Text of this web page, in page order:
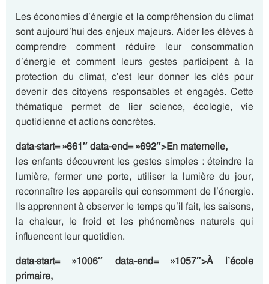
Les économies d’énergie et la compréhension du climat
sont aujourd’hui des enjeux majeurs. Aider les élèves à
comprendre comment réduire leur consommation
d’énergie et comment leurs gestes participent à la
protection du climat, c’est leur donner les clés pour
devenir des citoyens responsables et engagés. Cette
thématique permet de lier science, écologie, vie
quotidienne et actions concrètes.
data-start= »661″ data-end= »692″>En maternelle,
les enfants découvrent les gestes simples : éteindre la
lumière, fermer une porte, utiliser la lumière du jour,
reconnaître les appareils qui consomment de l’énergie.
Ils apprennent à observer le temps qu’il fait, les saisons,
la chaleur, le froid et les phénomènes naturels qui
influencent leur quotidien.
data-start= »1006″ data-end= »1057″>À l’école
primaire,